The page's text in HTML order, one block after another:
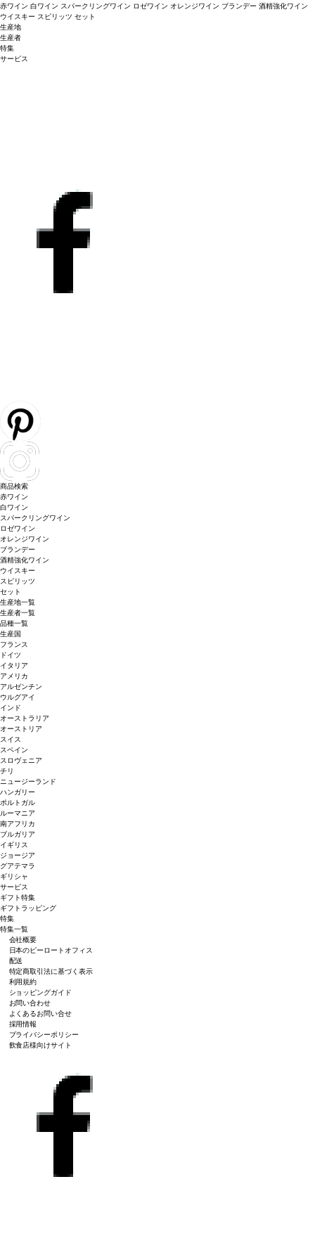
赤ワイン 白ワイン スパークリングワイン ロゼワイン オレンジワイン ブランデー 酒精強化ワイン
ウイスキー スピリッツ セット
生産地
生産者
特集
サービス
商品検索
赤ワイン
白ワイン
スパークリングワイン
ロゼワイン
オレンジワイン
ブランデー
酒精強化ワイン
ウイスキー
スピリッツ
セット
生産地一覧
生産者一覧
品種一覧
生産国
フランス
ドイツ
イタリア
アメリカ
アルゼンチン
ウルグアイ
インド
オーストラリア
オーストリア
スイス
スペイン
スロヴェニア
チリ
ニュージーランド
ハンガリー
ポルトガル
ルーマニア
南アフリカ
ブルガリア
イギリス
ジョージア
グアテマラ
ギリシャ
サービス
ギフト特集
ギフトラッピング
特集
特集一覧
会社概要
日本のピーロートオフィス
配送
特定商取引法に基づく表示
利用規約
ショッピングガイド
お問い合わせ
よくあるお問い合せ
採用情報
プライバシーポリシー
飲食店様向けサイト